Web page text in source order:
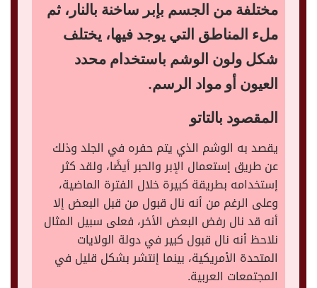
مختلفة من الجسم بإبر ساخنة بالنار، ثم
ملء المناطق التي يوجد فيها، يختلف
شكل ولون الوشم باستخدام محدد
العيون أو مواد الرسم.
المقصود بالتاتو
يقصد به الوشم الذي يتم حفره في الجلد وذلك
عن طريق إستعمال الإبر والحبر أيضًا، ولقد كثر
إستخدامه بطريقة كبيرة خلال الفترة الماضية،
وعلى الرغم من أنه نال قبول من قبل البعض إلا
أنه قد نال رفض البعض الأخر، فعلى سبيل المثال
نلاحظ أنه نال قبول كبير في دولة الولايات
المتحدة الأمريكية، بينما إنتشر بشكل قليل في
المجتمعات العربية.